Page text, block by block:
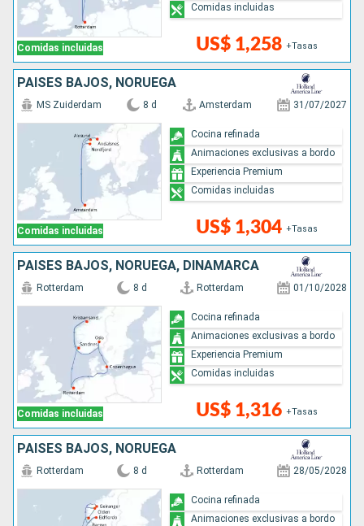
Comidas incluidas US$ 1,258 +Tasas
Comidas incluidas
PAISES BAJOS, NORUEGA
Comidas incluidas
MS Zuiderdam 8 d Amsterdam 31/07/2027
US$ 1,304 +Tasas
Cocina refinada
Animaciones exclusivas a bordo
Experiencia Premium
Comidas incluidas
PAISES BAJOS, NORUEGA, DINAMARCA
Comidas incluidas
Rotterdam 8 d Rotterdam 01/10/2028
US$ 1,316 +Tasas
Cocina refinada
Animaciones exclusivas a bordo
Experiencia Premium
Comidas incluidas
PAISES BAJOS, NORUEGA
Rotterdam 8 d Rotterdam 28/05/2028
Cocina refinada
Animaciones exclusivas a bordo